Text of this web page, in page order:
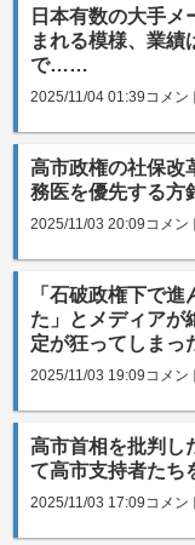
日本有数の大手
まれる模様、業績
で……
2025/11/04 01:39コメン
高市政権の社保改
務医を優先する
2025/11/03 20:09コメン
「石破政権下で
た」とメディアが
定が狂ってしま
2025/11/03 19:09コメン
高市首相を批判し
て高市支持者た
2025/11/03 17:09コメン